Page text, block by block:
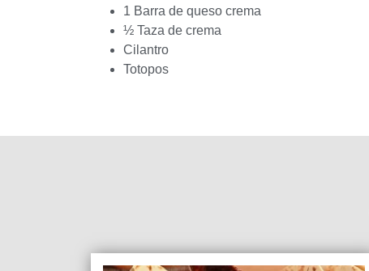
1 Barra de queso crema
½ Taza de crema
Cilantro
Totopos